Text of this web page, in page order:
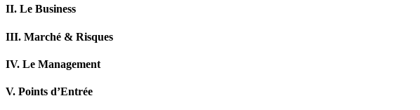
II. Le Business
III. Marché & Risques
IV. Le Management
V. Points d’Entrée